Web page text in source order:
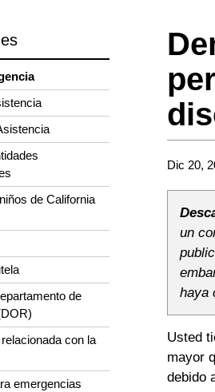
de California
de
con la
emergencias
Dic 20,
un
haya
Usted
mayor
debido